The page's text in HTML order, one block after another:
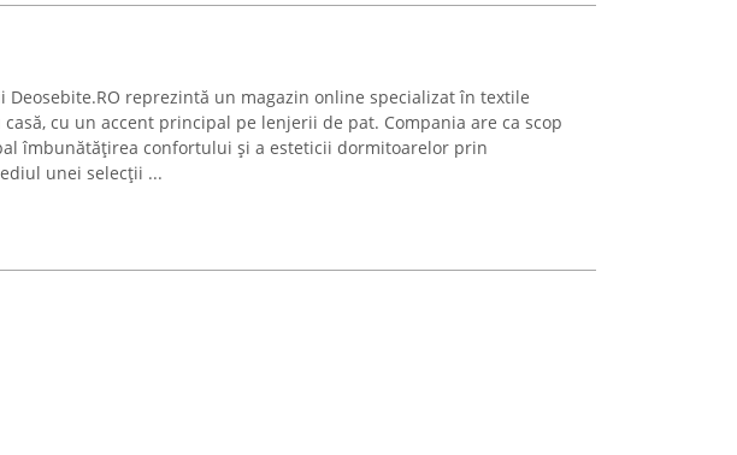
Deosebite.RO reprezintă un magazin online specializat în textile
cu un accent principal pe lenjerii de pat. Compania are ca scop
îmbunătățirea confortului și a esteticii dormitoarelor prin
unei selecții ...